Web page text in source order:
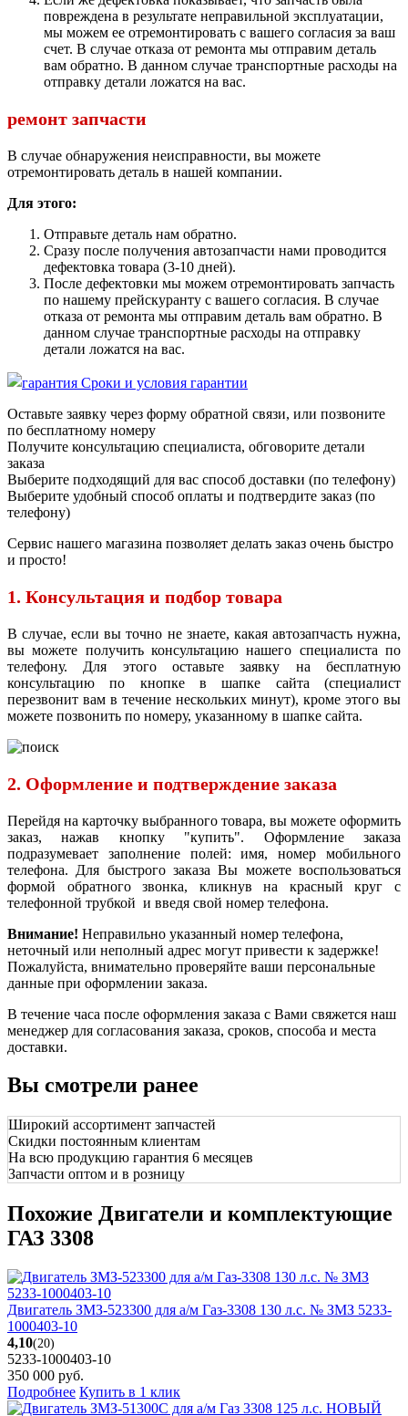
повреждена в результате неправильной эксплуатации,
мы можем ее отремонтировать с вашего согласия за ваш
счет. В случае отказа от ремонта мы отправим деталь
вам обратно. В данном случае транспортные расходы на
отправку детали ложатся на вас.
ремонт запчасти
В случае обнаружения неисправности, вы можете
отремонтировать деталь в нашей компании.
Для этого:
Отправьте деталь нам обратно.
Сразу после получения автозапчасти нами проводится
дефектовка товара (3-10 дней).
После дефектовки мы можем отремонтировать запчасть
по нашему прейскуранту с вашего согласия. В случае
отказа от ремонта мы отправим деталь вам обратно. В
данном случае транспортные расходы на отправку
детали ложатся на вас.
Сроки и условия гарантии
Оставьте заявку через форму обратной связи, или позвоните
по бесплатному номеру
Получите консультацию специалиста, обговорите детали
заказа
Выберите подходящий для вас способ доставки (по телефону)
Выберите удобный способ оплаты и подтвердите заказ (по
телефону)
Сервис нашего магазина позволяет делать заказ очень быстро
и просто!
1. Консультация и подбор товара
В случае, если вы точно не знаете, какая автозапчасть нужна,
вы можете получить консультацию нашего специалиста по
телефону. Для этого оставьте заявку на бесплатную
консультацию по кнопке в шапке сайта (специалист
перезвонит вам в течение нескольких минут), кроме этого вы
можете позвонить по номеру, указанному в шапке сайта.
2. Оформление и подтверждение заказа
Перейдя на карточку выбранного товара, вы можете оформить
заказ, нажав кнопку "купить". Оформление заказа
подразумевает заполнение полей: имя, номер мобильного
телефона. Для быстрого заказа Вы можете воспользоваться
формой обратного звонка, кликнув на красный круг с
телефонной трубкой и введя свой номер телефона.
Внимание! Неправильно указанный номер телефона,
неточный или неполный адрес могут привести к задержке!
Пожалуйста, внимательно проверяйте ваши персональные
данные при оформлении заказа.
В течение часа после оформления заказа с Вами свяжется наш
менеджер для согласования заказа, сроков, способа и места
доставки.
Вы смотрели ранее
Широкий ассортимент запчастей
Скидки постоянным клиентам
На всю продукцию гарантия 6 месяцев
Запчасти оптом и в розницу
Похожие Двигатели и комплектующие
ГАЗ 3308
Двигатель ЗМЗ-523300 для а/м Газ-3308 130 л.с. № ЗМЗ 5233-
1000403-10
4,10(20)
5233-1000403-10
350 000 руб.
Подробнее Купить в 1 клик